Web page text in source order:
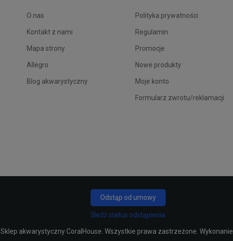
O nas
Kontakt z nami
Mapa strony
Allegro
Blog akwarystyczny
Polityka prywatności
Regulamin
Promocje
Nowe produkty
Moje konto
Formularz zwrotu/reklamacji
Odstąp od umowy
Śledź status odstąpienia
Sklep akwarystyczny CoralHouse. Wszystkie prawa zastrzeżone. Wykonanie